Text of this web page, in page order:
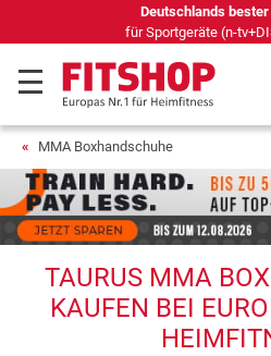
Deutschlands bester
für Sportgeräte (n-
MMA Boxhandschuhe
TAURUS MMA
KAUFEN BEI